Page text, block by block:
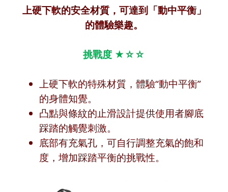
上硬下軟的安全材質，可達到「動中平衡」
的體驗樂趣。
挑戰度 ★☆☆
上硬下軟的特殊材質，體驗“動中平衡”
的身體知覺。
凸點與條紋的止滑設計提供使用者腳底
踩踏的觸覺刺激。
底部有充氣孔，可自行調整充氣的飽和
度，增加踩踏平衡的挑戰性。